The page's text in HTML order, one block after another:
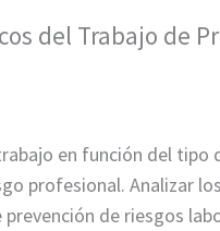
del Trabajo de
en función del tipo
profesional. Analizar
de riesgos